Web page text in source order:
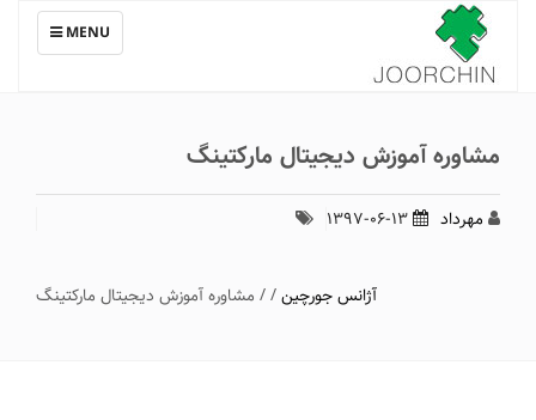
TOGGLE
NAVIGATION
MENU
مشاوره آموزش دیجیتال مارکتینگ
مهرداد ۱۳۹۷-۰۶-۱۳
آژانس جورچین/
/مشاوره آموزش دیجیتال مارکتینگ